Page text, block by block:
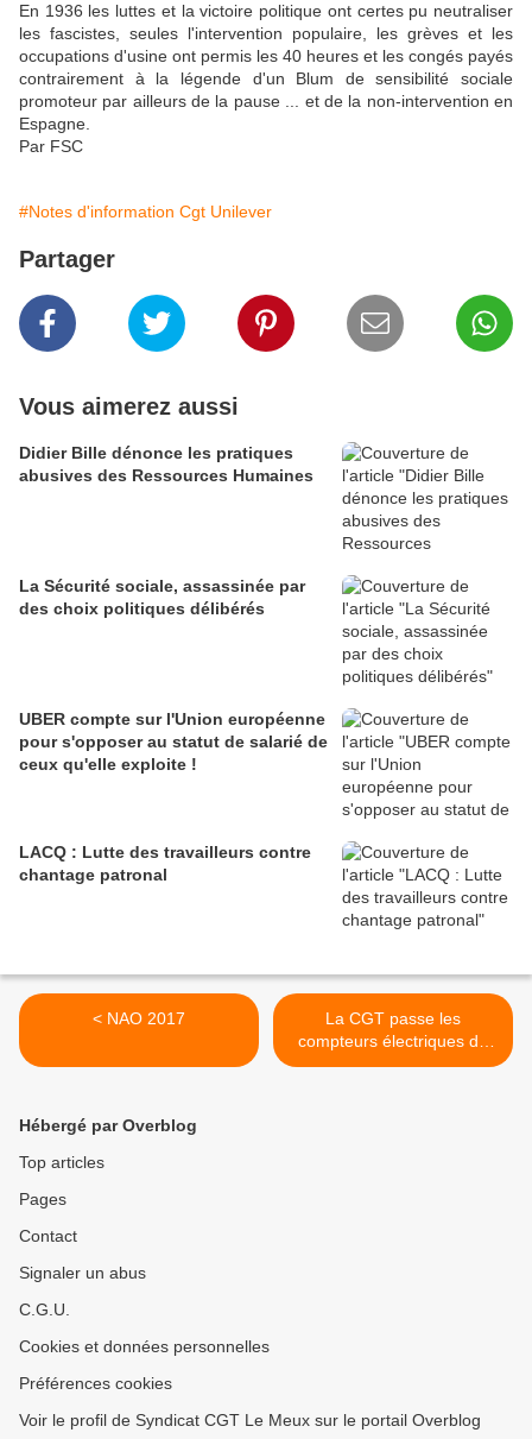
En 1936 les luttes et la victoire politique ont certes pu neutraliser
les fascistes, seules l'intervention populaire, les grèves et les
occupations d'usine ont permis les 40 heures et les congés payés
contrairement à la légende d'un Blum de sensibilité sociale
promoteur par ailleurs de la pause ... et de la non-intervention en
Espagne.
Par FSC
#Notes d'information Cgt Unilever
Partager
Vous aimerez aussi
Didier Bille dénonce les pratiques
abusives des Ressources Humaines
La Sécurité sociale, assassinée par
des choix politiques délibérés
UBER compte sur l'Union européenne
pour s'opposer au statut de salarié de
ceux qu'elle exploite !
LACQ : Lutte des travailleurs contre
chantage patronal
< NAO 2017
La CGT passe les
compteurs électriques de
800 000 usagers en heure
Hébergé par Overblog
Top articles
Pages
Contact
Signaler un abus
C.G.U.
Cookies et données personnelles
Préférences cookies
Voir le profil de Syndicat CGT Le Meux sur le portail Overblog